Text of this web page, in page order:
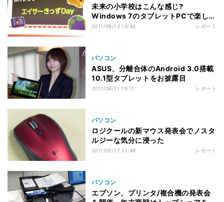
未来の小学校はこんな感じ?
Windows 7のタブレットPCで楽しい
授業を体験
2011/06/13 10:45 レポート
パソコン
ASUS、分離合体のAndroid 3.0搭載
10.1型タブレットをお披露目
2011/06/11 19:11 レポート
パソコン
ロジクールの新マウス発表会でノスタ
ルジーな気分に浸った
2011/02/17 21:48 レポート
パソコン
エプソン、プリンタ/複合機の発表会